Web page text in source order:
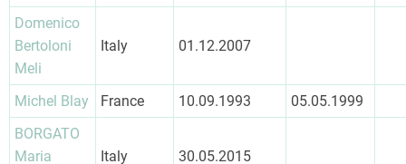
Domenico
Bertoloni
Meli
Italy 01.12.2007
Michel Blay France 10.09.1993
05.05.1999
BORGATO
Maria
Italy 30.05.2015